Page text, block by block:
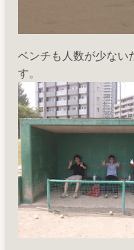
ベンチも人数が少ない
す。